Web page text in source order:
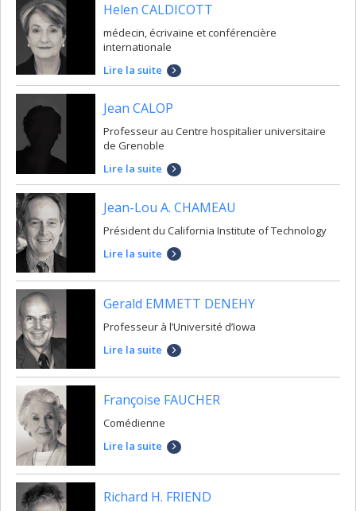
Helen CALDICOTT
médecin, écrivaine et conférencière
internationale
Lire la suite
Jean CALOP
Professeur au Centre hospitalier universitaire
de Grenoble
Lire la suite
Jean-Lou A. CHAMEAU
Président du California Institute of Technology
Lire la suite
Gerald EMMETT DENEHY
Professeur à l’Université d’Iowa
Lire la suite
Françoise FAUCHER
Comédienne
Lire la suite
Richard H. FRIEND